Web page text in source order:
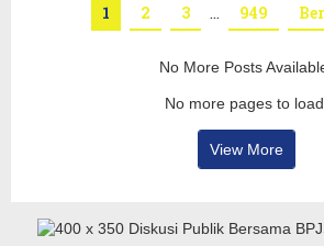
1 2 3 … 949
No More Posts
No more pages to
View More